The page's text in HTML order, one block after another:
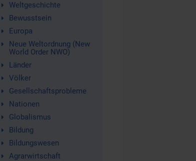
Weltgeschichte
Bewusstsein
Europa
Neue Weltordnung (New
World Order NWO)
Länder
Völker
Gesellschaftsprobleme
Nationen
Globalismus
Bildung
Bildungswesen
Agrarwirtschaft